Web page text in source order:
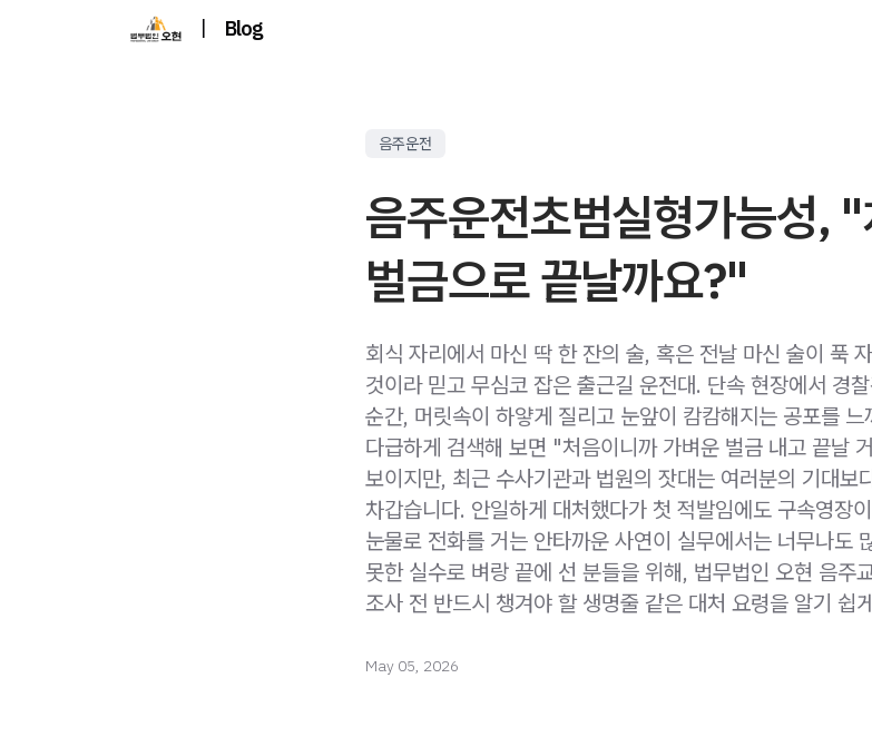
| Blog
음주운전
음주운전초범실형가능성,
벌금으로 끝날까요?"
회식 자리에서 마신 딱 한 잔의 술, 혹은 전날 마신 술이 푹
것이라 믿고 무심코 잡은 출근길 운전대. 단속 현장에서 경
순간, 머릿속이 하얗게 질리고 눈앞이 캄캄해지는 공포를
다급하게 검색해 보면 "처음이니까 가벼운 벌금 내고 끝날
보이지만, 최근 수사기관과 법원의 잣대는 여러분의 기대보
차갑습니다. 안일하게 대처했다가 첫 적발임에도 구속영장
눈물로 전화를 거는 안타까운 사연이 실무에서는 너무나도
못한 실수로 벼랑 끝에 선 분들을 위해, 법무법인 오현 음주
조사 전 반드시 챙겨야 할 생명줄 같은 대처 요령을 알기 쉽
May 05, 2026